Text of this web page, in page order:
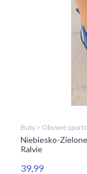
Buty > Obuwie
Niebiesko-
Ralvie
39,99